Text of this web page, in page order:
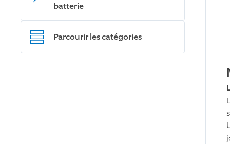
batterie
Parcourir les catégories